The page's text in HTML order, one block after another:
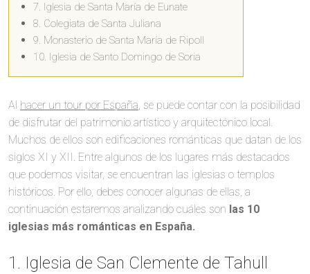
7. Iglesia de Santa María de Eunate
8. Colegiata de Santa Juliana
9. Monasterio de Santa María de Ripoll
10. Iglesia de Santo Domingo de Soria
Al hacer un tour por España, se puede contar con la posibilidad
de disfrutar del patrimonio artístico y arquitectónico local.
Muchos de ellos son edificaciones románticas que datan de los
siglos XI y XII. Entre algunos de los lugares más destacados
que podemos visitar, se encuentran las iglesias o templos
históricos. Por ello, debes conocer algunas de ellas, a
continuación estaremos analizando cuáles son las 10
iglesias más románticas en España.
1. Iglesia de San Clemente de Tahull